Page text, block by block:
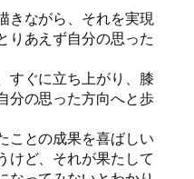
きながら、それを実現
りあえず自分の思った
すぐに立ち上がり、膝
分の思った方向へと歩
ことの成果を喜ばしい
けど、それが果たして